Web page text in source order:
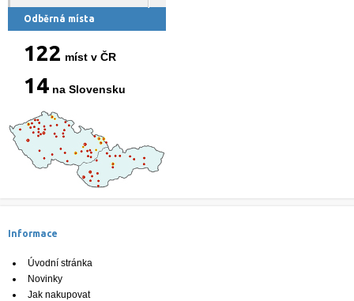
Odběrná místa
122 míst v ČR
14 na Slovensku
Informace
Úvodní stránka
Novinky
Jak nakupovat